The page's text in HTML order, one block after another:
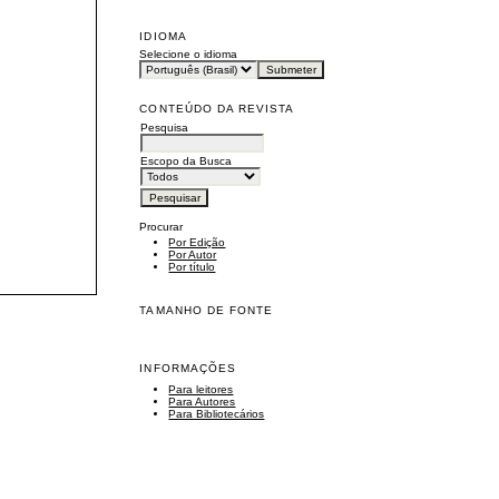
IDIOMA
Selecione o idioma
CONTEÚDO DA REVISTA
Pesquisa
Escopo da Busca
Procurar
Por Edição
Por Autor
Por título
TAMANHO DE FONTE
INFORMAÇÕES
Para leitores
Para Autores
Para Bibliotecários